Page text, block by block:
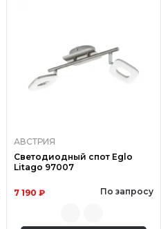
АВСТРИЯ
Светодиодный спот Eglo
Litago 97007
7 190 ₽ По запросу